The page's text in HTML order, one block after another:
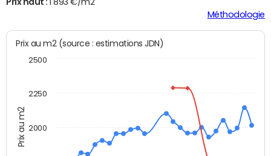
Méthodologie
Prix au m2
Prix au m2 (source : estimations JDN)
2000
2250
2500